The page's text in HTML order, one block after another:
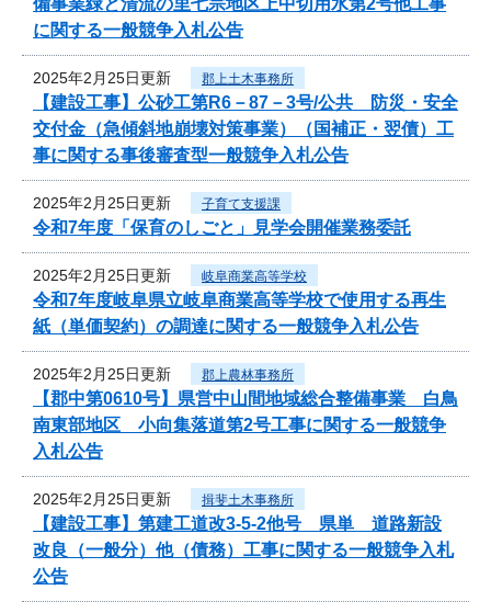
に関する一般競争入札公告
2025年2月25日更新 郡上土木事務所
【建設工事】公砂工第R6－87－3号/公共 防災・安全
交付金（急傾斜地崩壊対策事業）（国補正・翌債）工
事に関する事後審査型一般競争入札公告
2025年2月25日更新 子育て支援課
令和7年度「保育のしごと」見学会開催業務委託
2025年2月25日更新 岐阜商業高等学校
令和7年度岐阜県立岐阜商業高等学校で使用する再生
紙（単価契約）の調達に関する一般競争入札公告
2025年2月25日更新 郡上農林事務所
【郡中第0610号】県営中山間地域総合整備事業 白鳥
南東部地区 小向集落道第2号工事に関する一般競争
入札公告
2025年2月25日更新 揖斐土木事務所
【建設工事】第建工道改3-5-2他号 県単 道路新設
改良（一般分）他（債務）工事に関する一般競争入札
公告